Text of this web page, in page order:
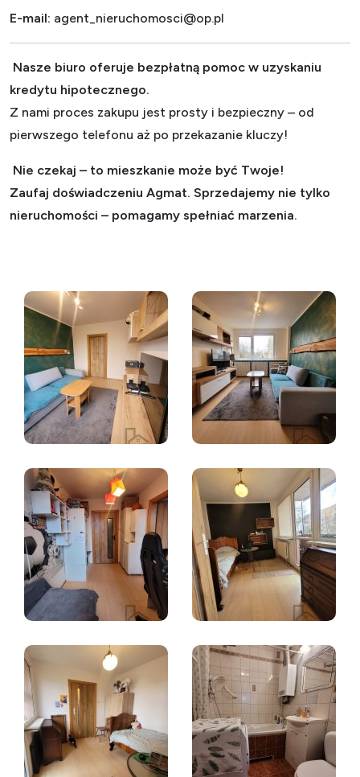
E-mail: agent_nieruchomosci@op.pl
Nasze biuro oferuje bezpłatną pomoc w uzyskaniu
kredytu hipotecznego.
Z nami proces zakupu jest prosty i bezpieczny – od
pierwszego telefonu aż po przekazanie kluczy!
Nie czekaj – to mieszkanie może być Twoje!
Zaufaj doświadczeniu Agmat. Sprzedajemy nie tylko
nieruchomości – pomagamy spełniać marzenia.